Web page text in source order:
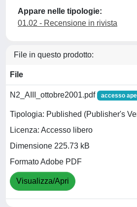
Appare nelle tipologie:
01.02 - Recensione in rivista
File in questo prodotto:
File
N2_AIII_ottobre2001.pdf accesso
Tipologia: Published (Publisher's
Licenza: Accesso libero
Dimensione 225.73 kB
Formato Adobe PDF
Visualizza/Apri